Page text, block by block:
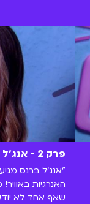
פרק 2 - אנג׳ל ברנס
האנרגיות
שאף אחד לא